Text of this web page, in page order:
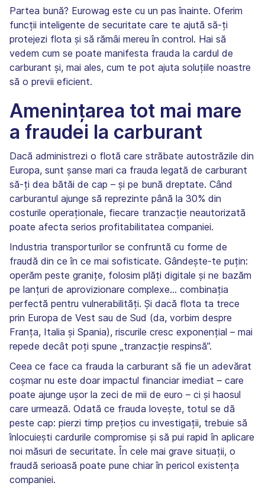
Partea bună? Eurowag este cu un pas înainte. Oferim
funcții inteligente de securitate care te ajută să-ți
protejezi flota și să rămâi mereu în control. Hai să
vedem cum se poate manifesta frauda la cardul de
carburant și, mai ales, cum te pot ajuta soluțiile noastre
să o previi eficient.
Amenințarea tot mai mare
a fraudei la carburant
Dacă administrezi o flotă care străbate autostrăzile din
Europa, sunt șanse mari ca frauda legată de carburant
să-ți dea bătăi de cap – și pe bună dreptate. Când
carburantul ajunge să reprezinte până la 30% din
costurile operaționale, fiecare tranzacție neautorizată
poate afecta serios profitabilitatea companiei.
Industria transporturilor se confruntă cu forme de
fraudă din ce în ce mai sofisticate. Gândește-te puțin:
operăm peste granițe, folosim plăți digitale și ne bazăm
pe lanțuri de aprovizionare complexe... combinația
perfectă pentru vulnerabilități. Și dacă flota ta trece
prin Europa de Vest sau de Sud (da, vorbim despre
Franța, Italia și Spania), riscurile cresc exponențial – mai
repede decât poți spune „tranzacție respinsă”.
Ceea ce face ca frauda la carburant să fie un adevărat
coșmar nu este doar impactul financiar imediat – care
poate ajunge ușor la zeci de mii de euro – ci și haosul
care urmează. Odată ce frauda lovește, totul se dă
peste cap: pierzi timp prețios cu investigații, trebuie să
înlocuiești cardurile compromise și să pui rapid în aplicare
noi măsuri de securitate. În cele mai grave situații, o
fraudă serioasă poate pune chiar în pericol existența
companiei.